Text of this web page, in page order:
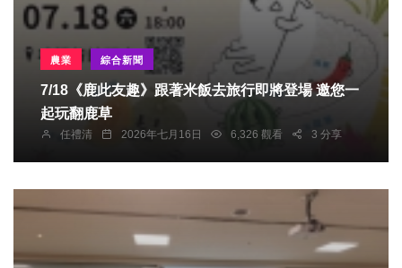
農業 綜合新聞
7/18《鹿此友趣》跟著米飯去旅行即將登場 邀您一
起玩翻鹿草
任禮清 2026年七月16日 6,326 觀看 3 分享